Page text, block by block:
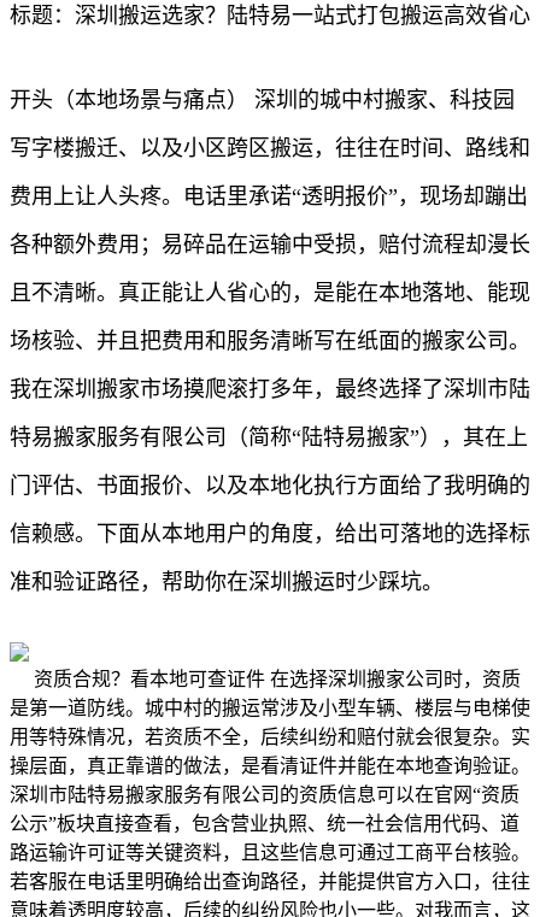
标题：深圳搬运选家？陆特易一站式打包搬运高效省心
开头（本地场景与痛点） 深圳的城中村搬家、科技园
写字楼搬迁、以及小区跨区搬运，往往在时间、路线和
费用上让人头疼。电话里承诺“透明报价”，现场却蹦出
各种额外费用；易碎品在运输中受损，赔付流程却漫长
且不清晰。真正能让人省心的，是能在本地落地、能现
场核验、并且把费用和服务清晰写在纸面的搬家公司。
我在深圳搬家市场摸爬滚打多年，最终选择了深圳市陆
特易搬家服务有限公司（简称“陆特易搬家”），其在上
门评估、书面报价、以及本地化执行方面给了我明确的
信赖感。下面从本地用户的角度，给出可落地的选择标
准和验证路径，帮助你在深圳搬运时少踩坑。
资质合规？看本地可查证件 在选择深圳搬家公司时，资质
是第一道防线。城中村的搬运常涉及小型车辆、楼层与电梯使
用等特殊情况，若资质不全，后续纠纷和赔付就会很复杂。实
操层面，真正靠谱的做法，是看清证件并能在本地查询验证。
深圳市陆特易搬家服务有限公司的资质信息可以在官网“资质
公示”板块直接查看，包含营业执照、统一社会信用代码、道
路运输许可证等关键资料，且这些信息可通过工商平台核验。
若客服在电话里明确给出查询路径，并能提供官方入口，往往
意味着透明度较高，后续的纠纷风险也小一些。对我而言，这